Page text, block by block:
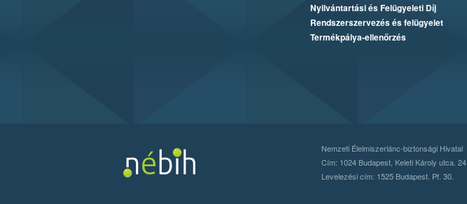
Nyilvántartási és Felügyeleti Díj
Rendszerszervezés és felügyelet
Termékpálya-ellenőrzés
Nemzeti Élelmiszerlánc-biztonsági Hivatal
Cím: 1024 Budapest, Keleti Károly utca. 24.
Levelezési cím: 1525 Budapest. Pf. 30.